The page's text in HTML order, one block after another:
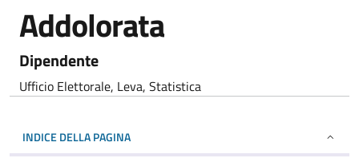
Addolorata
Dipendente
Ufficio Elettorale, Leva, Statistica
INDICE DELLA PAGINA